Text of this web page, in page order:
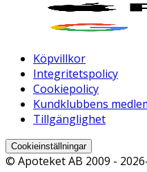
Köpvillkor
Integritetspolicy
Cookiepolicy
Kundklubbens
Tillgänglighet
Cookieinställningar
© Apoteket AB 2009 -